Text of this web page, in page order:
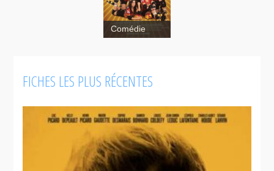
Comédie
FICHES LES PLUS RÉCENTES